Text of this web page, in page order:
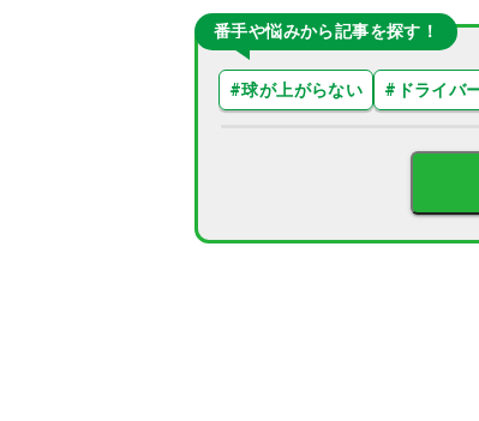
番手や悩みから記事を探す！
#球が上がらない # ドライバ